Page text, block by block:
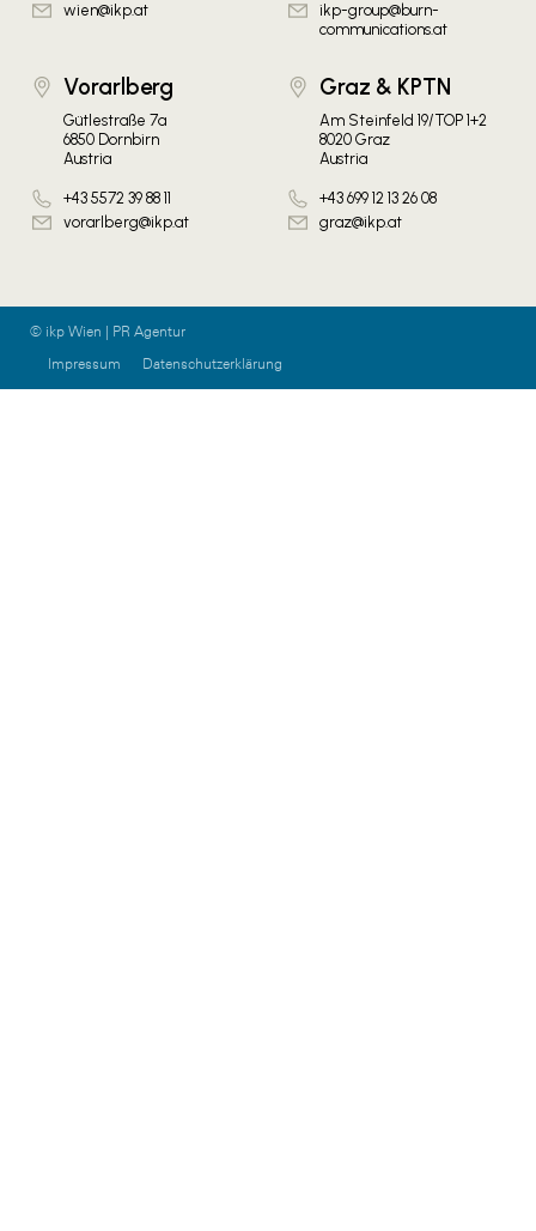
wien@ikp.at
ikp-group@burn-
communications.at
Vorarlberg
Gütlestraße 7a
6850 Dornbirn
Austria
+43 5572 39 88 11
vorarlberg@ikp.at
Graz & KPTN
Am Steinfeld 19/TOP 1+2
8020 Graz
Austria
+43 699 12 13 26 08
graz@ikp.at
© ikp Wien | PR Agentur
Impressum
Datenschutzerklärung